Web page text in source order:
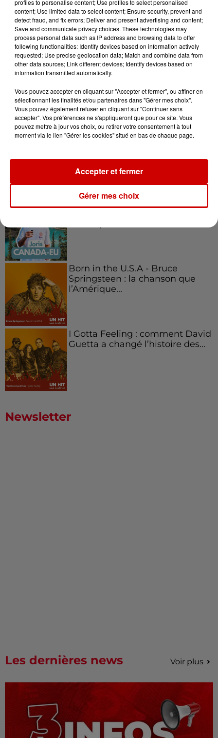
Destination Vacances - Gagnez
votre séjour en famille au cœur
de la...
Podcasts Voir plus
Kelly Massol, figure
l'entrepreneuriat féminin
Born in the U.S.A - Bruce
Springsteen : la chanson que
l’Amérique...
I Gotta Feeling : comment David
Guetta a changé l’histoire des...
Newsletter
Les dernières news Voir plus
profiles to personalise content; Use profiles to select personalised
content; Use limited data to select content; Ensure security, prevent and
detect fraud, and fix errors; Deliver and present advertising and content;
Save and communicate privacy choices. These technologies may
process personal data such as IP address and browsing data to offer
following functionalities: Identify devices based on information actively
requested; Use precise geolocation data; Match and combine data from
other data sources; Link different devices; Identify devices based on
information transmitted automatically.
Vous pouvez accepter en cliquant sur "Accepter et fermer", ou affiner en
sélectionnant les finalités et/ou partenaires dans "Gérer mes choix".
Vous pouvez également refuser en cliquant sur "Continuer sans
accepter". Vos préférences ne s'appliqueront que pour ce site. Vous
pouvez mettre à jour vos choix, ou retirer votre consentement à tout
moment via le lien "Gérer les cookies" situé en bas de chaque page.
Gérer mes choix
Accepter et fermer